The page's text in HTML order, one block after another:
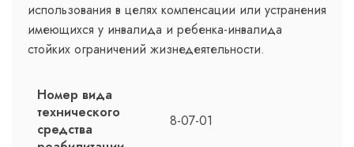
использования в целях компенсации или устранения
имеющихся у инвалида и ребенка-инвалида
стойких ограничений жизнедеятельности.
Номер вида
технического
средства
8-07-01